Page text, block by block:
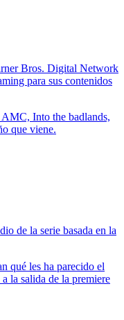
Bros. Digital Network
para sus contenidos
AMC, Into the badlands,
que viene.
de la serie basada en la
qué les ha parecido el
la salida de la premiere